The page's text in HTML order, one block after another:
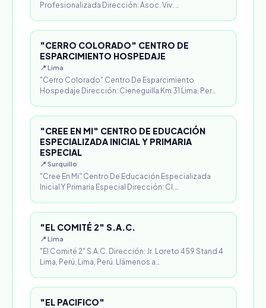
Profesionalizada Dirección: Asoc. Viv. …
"CERRO COLORADO" CENTRO DE
ESPARCIMIENTO HOSPEDAJE
📍 Lima
"Cerro Colorado" Centro De Esparcimiento
Hospedaje Dirección: Cieneguilla Km 31 Lima, Per…
"CREE EN MI" CENTRO DE EDUCACIÓN
ESPECIALIZADA INICIAL Y PRIMARIA
ESPECIAL
📍 Surquillo
"Cree En Mi" Centro De Educación Especializada
Inicial Y Primaria Especial Dirección: Cl.…
"EL COMITÉ 2" S.A.C.
📍 Lima
"El Comité 2" S.A.C. Dirección: Jr. Loreto 459 Stand 4
Lima, Perú. Lima, Perú. Llámenos a…
"EL PACIFICO"